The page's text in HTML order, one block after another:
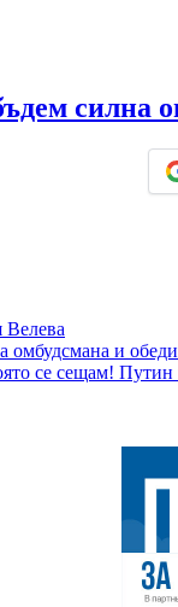
силна
Велева
омбудсмана и
се сещам!